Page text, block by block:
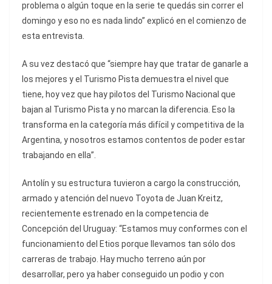
problema o algún toque en la serie te quedás sin correr el
domingo y eso no es nada lindo” explicó en el comienzo de
esta entrevista.
A su vez destacó que “siempre hay que tratar de ganarle a
los mejores y el Turismo Pista demuestra el nivel que
tiene, hoy vez que hay pilotos del Turismo Nacional que
bajan al Turismo Pista y no marcan la diferencia. Eso la
transforma en la categoría más difícil y competitiva de la
Argentina, y nosotros estamos contentos de poder estar
trabajando en ella”.
Antolín y su estructura tuvieron a cargo la construcción,
armado y atención del nuevo Toyota de Juan Kreitz,
recientemente estrenado en la competencia de
Concepción del Uruguay: “Estamos muy conformes con el
funcionamiento del Etios porque llevamos tan sólo dos
carreras de trabajo. Hay mucho terreno aún por
desarrollar, pero ya haber conseguido un podio y con